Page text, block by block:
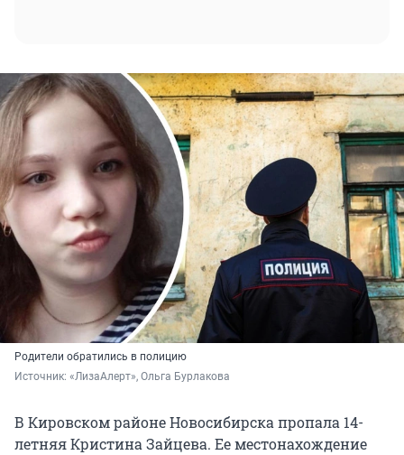
Родители обратились в полицию
Источник: «ЛизаАлерт», Ольга Бурлакова
В Кировском районе Новосибирска пропала 14-
летняя Кристина Зайцева. Ее местонахождение